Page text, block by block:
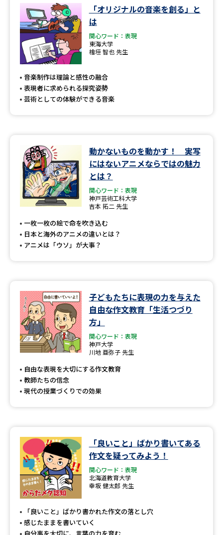
お支払いサイト
個人情報取扱規定
特定商取引表記
訂正のご案内
「オリジナルの音楽を創る」と
は
関心ワード：表現
東海大学
檜垣 智也 先生
音楽制作は理論と感性の融合
表現者に求められる探究姿勢
芸術としての体験ができる音楽
動かないものを動かす！ 実写
にはないアニメならではの魅力
とは？
関心ワード：表現
神戸芸術工科大学
吉本 拓二 先生
一枚一枚の絵で命を吹き込む
日本と海外のアニメの違いとは？
アニメは「ウソ」が大事？
子どもたちに表現の力を与えた
自由な作文教育「生活つづり
方」
関心ワード：表現
神戸大学
川地 亜弥子 先生
自由な表現を大切にする作文教育
教師たちの信念
現代の授業づくりでの効果
「良いこと」ばかり書いてある
作文を疑ってみよう！
関心ワード：表現
北海道教育大学
幸坂 健太郎 先生
「良いこと」ばかり書かれた作文の落とし穴
感じたままを書いていく